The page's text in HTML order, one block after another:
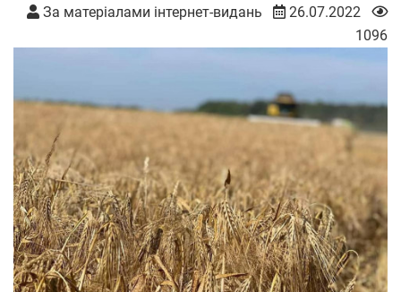
За матеріалами інтернет-видань
26.07.2022
1096